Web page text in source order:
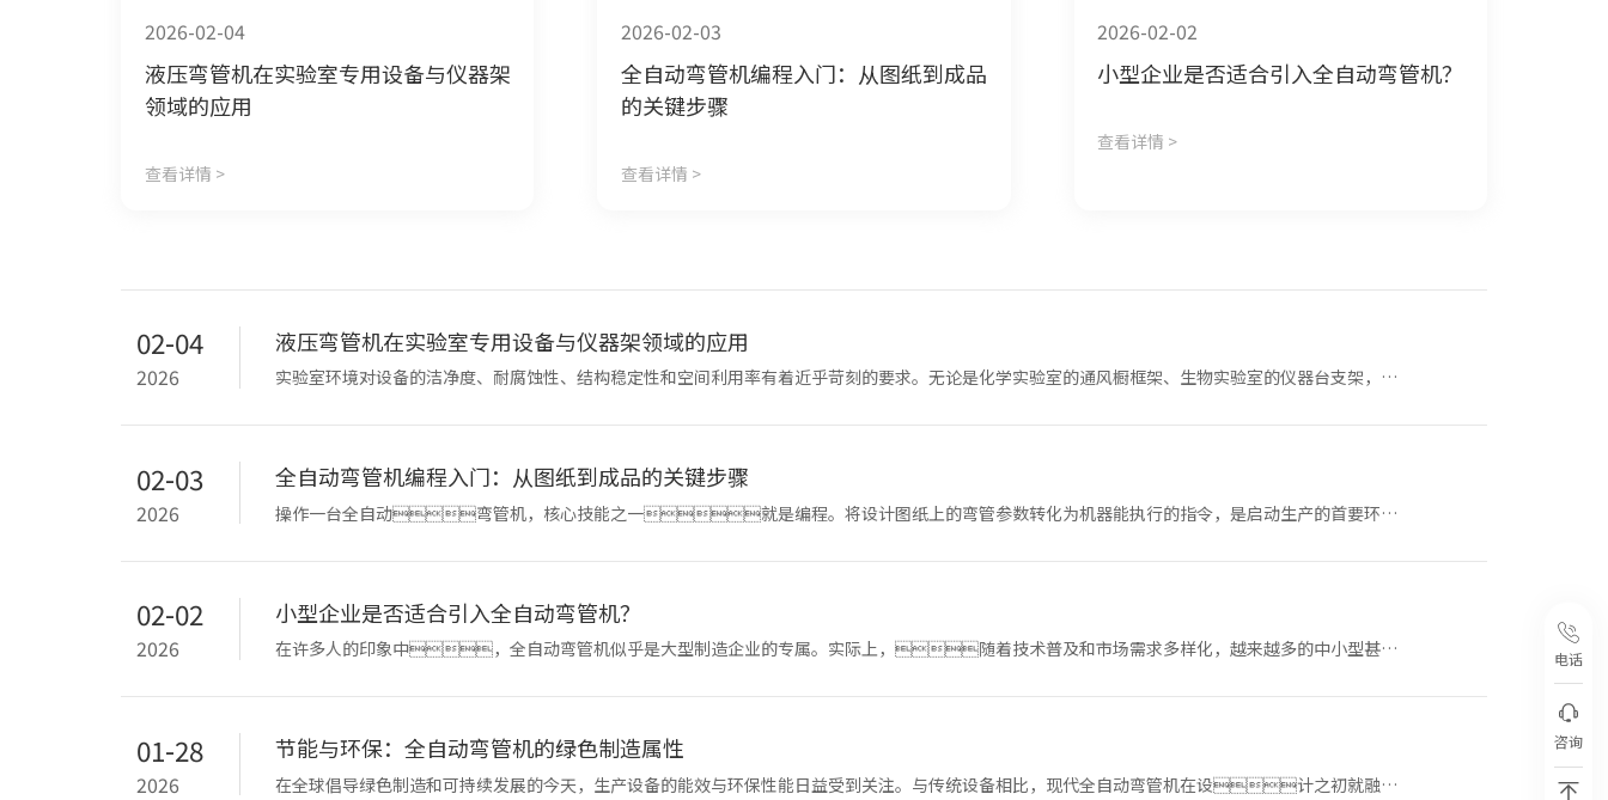
2026-02-04
液压弯管机在实验室专用设备与仪器架
领域的应用
查看详情 >
2026-02-03
全自动弯管机编程入门：从图纸到成品
的关键步骤
查看详情 >
2026-02-02
小型企业是否适合引入全自动弯管机？
查看详情 >
02-04
2026
液压弯管机在实验室专用设备与仪器架领域的应用
实验室环境对设备的洁净度、耐腐蚀性、结构稳定性和空间利用率有着近乎苛刻的要求。无论是化学实验室的通风橱框架、生物实验室的仪器台支架，还
02-03
2026
全自动弯管机编程入门：从图纸到成品的关键步骤
操作一台全自动弯管机，核心技能之一就是编程。将设计图纸上的弯管参数转化为机器能执行的指令，是启动生产的首要环
02-02
2026
小型企业是否适合引入全自动弯管机？
在许多人的印象中，全自动弯管机似乎是大型制造企业的专属。实际上，随着技术普及和市场需求多样化，越来越多的中小型甚至
01-28
2026
节能与环保：全自动弯管机的绿色制造属性
在全球倡导绿色制造和可持续发展的今天，生产设备的能效与环保性能日益受到关注。与传统设备相比，现代全自动弯管机在设计之初就融入
电话
咨询